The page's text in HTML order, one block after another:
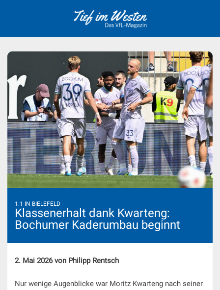
1:1 IN BIELEFELD
Klassenerhalt dank Kwarteng:
Bochumer Kaderumbau beginnt
2. Mai 2026 von Philipp Rentsch
Nur wenige Augenblicke war Moritz Kwarteng nach seiner